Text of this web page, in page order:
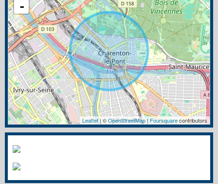
-
Leaflet| ©OpenStreetMap|Foursquarecontributors